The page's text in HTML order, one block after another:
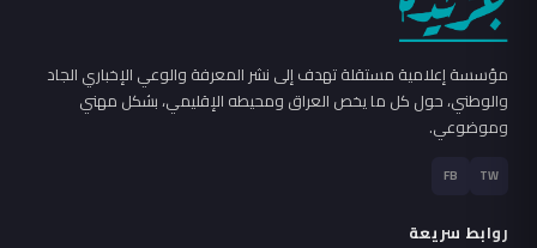
مؤسسة إعلامية مستقلة تهدف إلى نشر المعرفة والوعي الإخباري الجاد
والوطني، حول كل ما يخص العراق ومحيطه الإقليمي، بشكل مهني
وموضوعي.
TW
FB
روابط سريعة